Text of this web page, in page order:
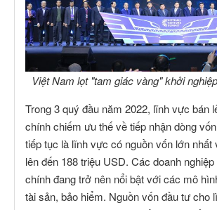
Việt Nam lọt "tam giác vàng" khởi
Trong 3 quý đầu năm 2022, lĩnh vực bán
chính chiếm ưu thế về tiếp nhận dòng
tiếp tục là lĩnh vực có nguồn vốn lớn nhất
lên đến 188 triệu USD. Các doanh
chính đang trở nên nổi bật với các mô
tài sản, bảo hiểm. Nguồn vốn đầu tư cho